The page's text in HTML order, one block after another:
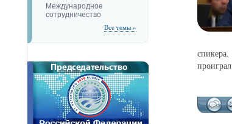
Международное
сотрудничество
Все темы »